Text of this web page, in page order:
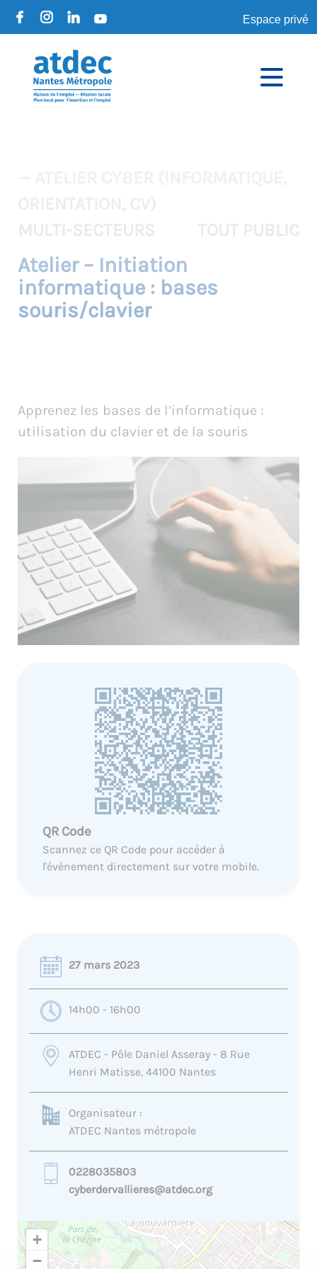
Espace privé
Atelier – Initiation
informatique : bases
souris/clavier
Apprenez les bases de l’informatique :
utilisation du clavier et de la souris
QR Code
Scannez ce QR Code pour accéder à
l'évènement directement sur votre mobile.
27 mars 2023
14h00 - 16h00
ATDEC - Pôle Daniel Asseray - 8 Rue
Henri Matisse, 44100 Nantes
Organisateur :
ATDEC Nantes métropole
0228035803
cyberdervallieres@atdec.org
+
−